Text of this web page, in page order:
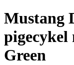
Mustang
pigecykel
Green